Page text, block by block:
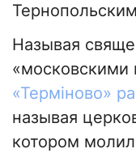
Называя
«московскими
«Терміново»
называя
котором